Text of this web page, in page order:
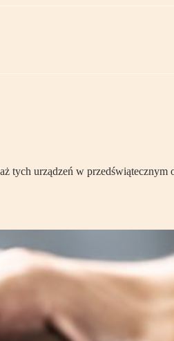
urządzeń w przedświątecznym